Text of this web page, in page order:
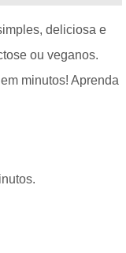
deliciosa e
ou veganos.
minutos! Aprenda